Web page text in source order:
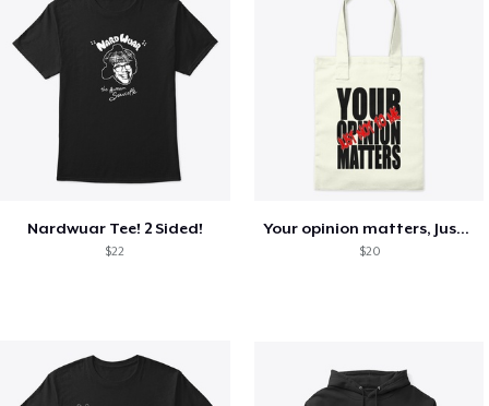
Nardwuar Tee! 2 Sided!
$22
Your opinion matters, Just not to me!
$20